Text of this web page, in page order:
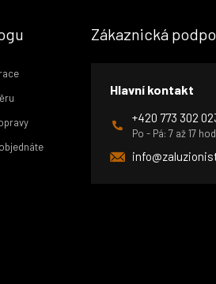
Zákaznická
Hlavní kontakt
+420 773 302
Po - Pá: 7 až 17